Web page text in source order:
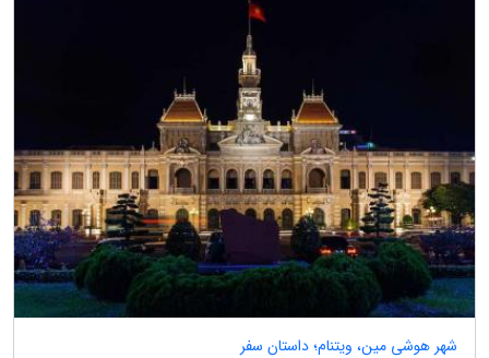
شهر هوشی مین، ویتنام؛ داستان سفر